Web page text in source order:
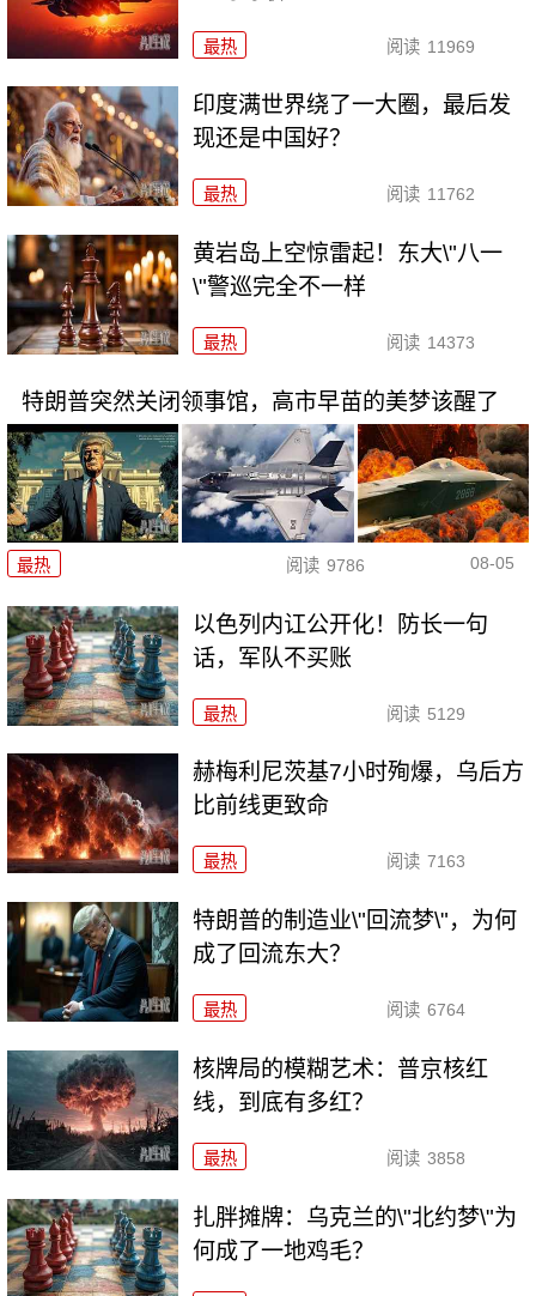
最热 阅读 11969
印度满世界绕了一大圈，最后发
现还是中国好？
最热 阅读 11762
黄岩岛上空惊雷起！东大\"八一
\"警巡完全不一样
最热 阅读 14373
特朗普突然关闭领事馆，高市早苗的美梦该醒了
最热 阅读 9786 08-05
以色列内讧公开化！防长一句
话，军队不买账
最热 阅读 5129
赫梅利尼茨基7小时殉爆，乌后方
比前线更致命
最热 阅读 7163
特朗普的制造业\"回流梦\"，为何
成了回流东大？
最热 阅读 6764
核牌局的模糊艺术：普京核红
线，到底有多红？
最热 阅读 3858
扎胖摊牌：乌克兰的\"北约梦\"为
何成了一地鸡毛？